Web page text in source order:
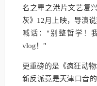
名之辈之港片文艺复
灰》12月上映，导演
喊话："别整哲学！
vlog！"
更重磅的是《疯狂动
新反派竟是天津口音